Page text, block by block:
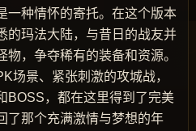
一种情怀的寄托。在这个版本
的玛法大陆，与昔日的战友并
，争夺稀有的装备和资源。
场景、紧张刺激的攻城战，
BOSS，都在这里得到了完美
了那个充满激情与梦想的年